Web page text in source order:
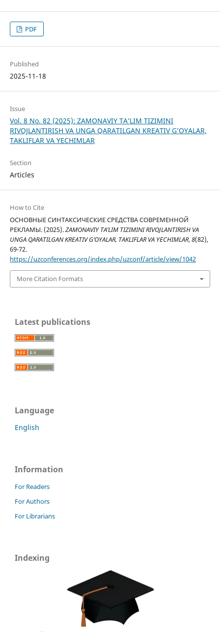
PDF
Published
2025-11-18
Issue
Vol. 8 No. 82 (2025): ZAMONAVIY TA’LIM TIZIMINI
RIVOJLANTIRISH VA UNGA QARATILGAN KREATIV G’OYALAR,
TAKLIFLAR VA YECHIMLAR
Section
Articles
How to Cite
ОСНОВНЫЕ СИНТАКСИЧЕСКИЕ СРЕДСТВА СОВРЕМЕННОЙ
РЕКЛАМЫ. (2025).ZAMONAVIY TA’LIM TIZIMINI RIVOJLANTIRISH VA
UNGA QARATILGAN KREATIV G’OYALAR, TAKLIFLAR VA YECHIMLAR,8(82),
69-72.
https://uzconferences.org/index.php/uzconf/article/view/1042
More Citation Formats
Latest publications
Language
English
Information
For Readers
For Authors
For Librarians
Indexing